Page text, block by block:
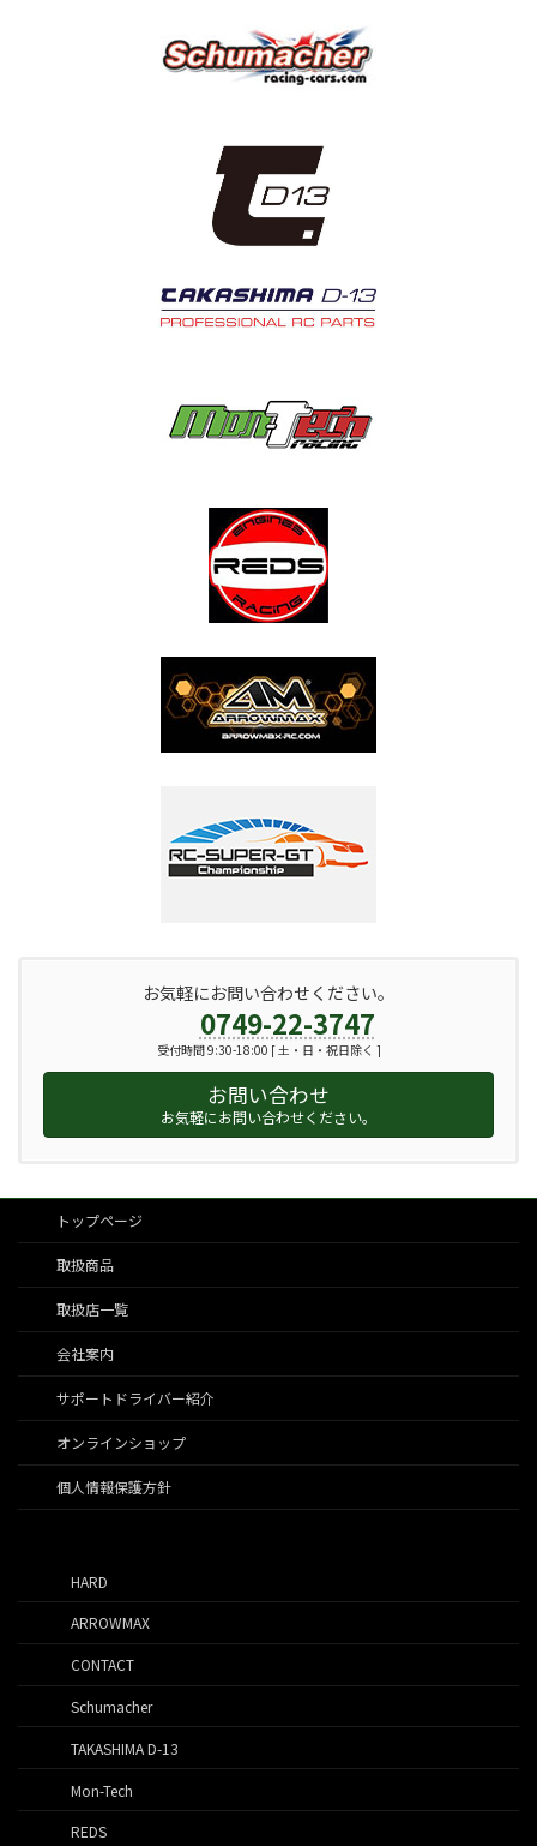
お気軽にお問い合わせください。
0749-22-3747
受付時間 9:30-18:00 [ 土・日・祝日除く ]
お問い合わせ
お気軽にお問い合わせください。
トップページ
取扱商品
取扱店一覧
会社案内
サポートドライバー紹介
オンラインショップ
個人情報保護方針
HARD
ARROWMAX
CONTACT
Schumacher
TAKASHIMA D-13
Mon-Tech
REDS